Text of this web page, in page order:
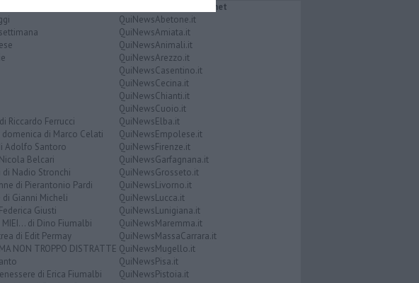
Riccardo Ferrucci
di Marco Celati
Adolfo Santoro
Belcari
Nadio Stronchi
di Pierantonio Pardi
Gianni Micheli
Giusti
MIEI... di Dino Fiumalbi
di Edit Permay
NON TROPPO DISTRATTE
di Erica Fiumalbi
IL NETWORK QuiNews.net
QuiNewsAbetone.it
QuiNewsAmiata.it
QuiNewsAnimali.it
QuiNewsArezzo.it
QuiNewsCasentino.it
QuiNewsCecina.it
QuiNewsChianti.it
QuiNewsCuoio.it
QuiNewsElba.it
QuiNewsEmpolese.it
QuiNewsFirenze.it
QuiNewsGarfagnana.it
QuiNewsGrosseto.it
QuiNewsLivorno.it
QuiNewsLucca.it
QuiNewsLunigiana.it
QuiNewsMaremma.it
QuiNewsMassaCarrara.it
QuiNewsMugello.it
QuiNewsPisa.it
QuiNewsPistoia.it